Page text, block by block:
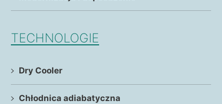
TECHNOLOGIE
Dry Cooler
Chłodnica adiabatyczna